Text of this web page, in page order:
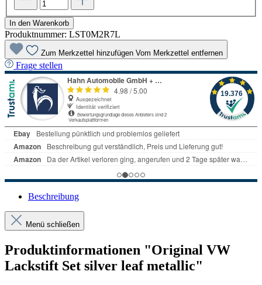
In den Warenkorb
Produktnummer: LST0M2R7L
Zum Merkzettel hinzufügen Vom Merkzettel entfernen
Frage stellen
Beschreibung
Menü schließen
Produktinformationen "Original VW
Lackstift Set silver leaf metallic"